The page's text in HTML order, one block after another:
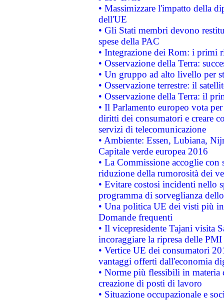
• Massimizzare l'impatto della
dell'UE
• Gli Stati membri devono
spese della PAC
• Integrazione dei Rom: i primi
• Osservazione della Terra:
• Un gruppo ad alto livello per
• Osservazione terrestre: il
• Osservazione della Terra: il
• Il Parlamento europeo vota
diritti dei consumatori e creare
servizi di telecomunicazione
• Ambiente: Essen, Lubiana,
Capitale verde europea 2016
• La Commissione accoglie
riduzione della rumorosità dei
• Evitare costosi incidenti nello
programma di sorveglianza
• Una politica UE dei visti più
Domande frequenti
• Il vicepresidente Tajani visita
incoraggiare la ripresa delle
• Vertice UE dei consumatori
vantaggi offerti dall'economia
• Norme più flessibili in materia
creazione di posti di lavoro
• Situazione occupazionale e